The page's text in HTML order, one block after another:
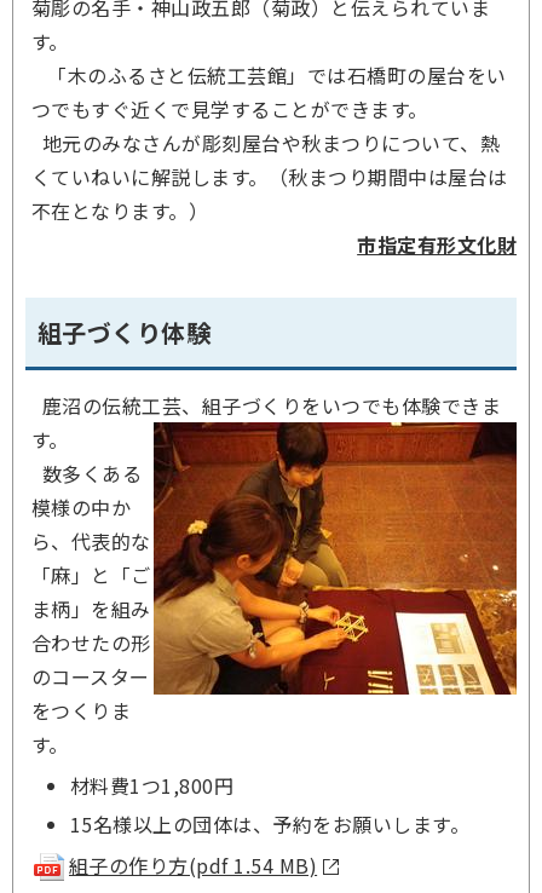
菊彫の名手・神山政五郎（菊政）と伝えられていま
す。
「木のふるさと伝統工芸館」では石橋町の屋台をい
つでもすぐ近くで見学することができます。
地元のみなさんが彫刻屋台や秋まつりについて、熱
くていねいに解説します。（秋まつり期間中は屋台は
不在となります。）
市指定有形文化財
組子づくり体験
鹿沼の伝統工芸、組子づくりをいつでも体験できま
す。
数多くある
模様の中か
ら、代表的な
「麻」と「ご
ま柄」を組み
合わせたの形
のコースター
をつくりま
す。
材料費1つ1,800円
15名様以上の団体は、予約をお願いします。
組子の作り方(pdf 1.54 MB)